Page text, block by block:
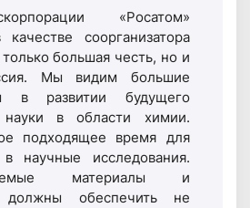
«Росатом»
качестве соорганизатора
большая честь, но и
Мы видим большие
в развитии будущего
науки в области химии.
подходящее время для
научные исследования.
материалы и
должны обеспечить не